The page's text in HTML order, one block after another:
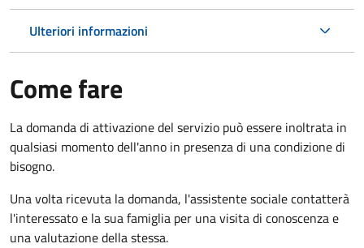
Ulteriori informazioni
Come fare
La domanda di attivazione del servizio può essere inoltrata in
qualsiasi momento dell'anno in presenza di una condizione di
bisogno.
Una volta ricevuta la domanda, l'assistente sociale contatterà
l'interessato e la sua famiglia per una visita di conoscenza e
una valutazione della stessa.